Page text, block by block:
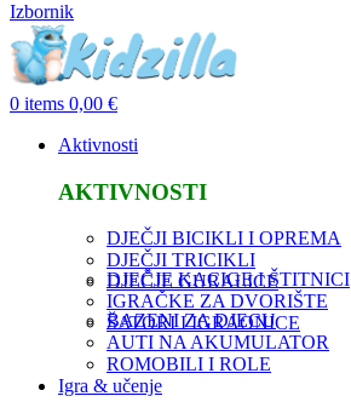
Izbornik
0 items 0,00 €
Aktivnosti
AKTIVNOSTI
DJEČJI BICIKLI I OPREMA
DJEČJI TRICIKLI
DJEČJE GURALICE
DJEČJE KACIGE I ŠTITNICI
IGRAČKE ZA DVORIŠTE
ŠATORI I IGRAONICE
BAZENI ZA DJECU
AUTI NA AKUMULATOR
ROMOBILI I ROLE
Igra & učenje